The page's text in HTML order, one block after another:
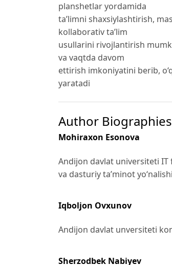
planshetlar yordamida
ta’limni shaxsiylashtirish,
kollaborativ ta’lim
usullarini rivojlantirish
va vaqtda davom
ettirish imkoniyatini berib,
yaratadi
Author Biographies
Mohiraxon Esonova
Andijon davlat universiteti
va dasturiy taʼminot
Iqboljon Ovxunov
Andijon davlat unversiteti
Sherzodbek Nabiyev